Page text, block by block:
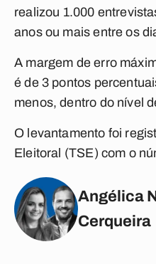
realizou 1.000
anos ou mais entre os
A margem de erro
é de 3 pontos
menos, dentro do nível
O levantamento foi
Eleitoral (TSE) com o
Angélica
Cerqueira